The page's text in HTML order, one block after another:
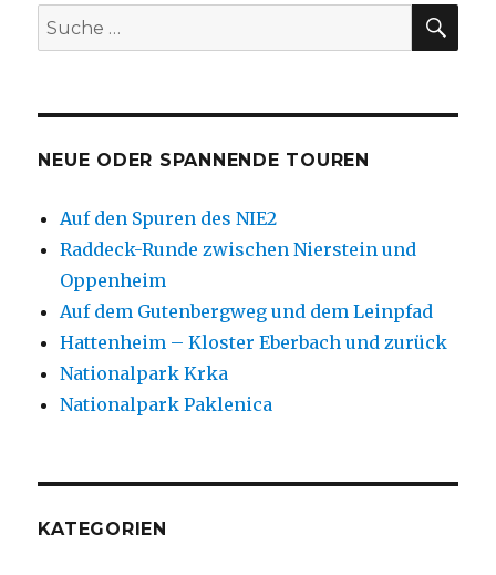
Suche
nach:
NEUE ODER SPANNENDE TOUREN
Auf den Spuren des NIE2
Raddeck-Runde zwischen Nierstein und
Oppenheim
Auf dem Gutenbergweg und dem Leinpfad
Hattenheim – Kloster Eberbach und zurück
Nationalpark Krka
Nationalpark Paklenica
KATEGORIEN